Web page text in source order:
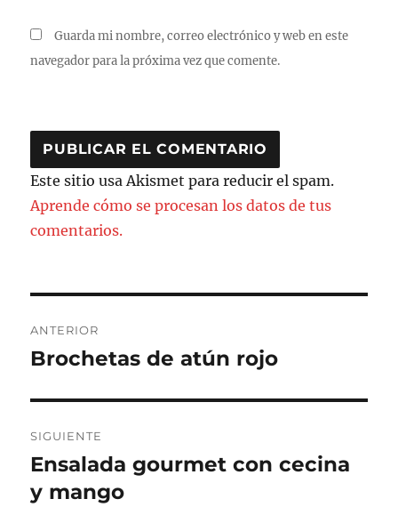
Guarda mi nombre, correo electrónico y web en este
navegador para la próxima vez que comente.
Este sitio usa Akismet para reducir el spam.
Aprende cómo se procesan los datos de tus
comentarios.
de
ANTERIOR
Entrada
Brochetas de atún rojo
SIGUIENTE
Entrada
siguiente:
Ensalada gourmet con cecina
y mango